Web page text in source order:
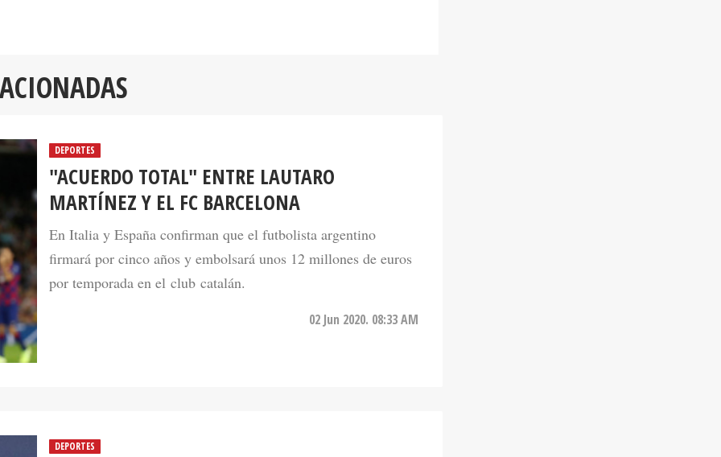
DEPORTES
"ACUERDO TOTAL" ENTRE LAUTARO
MARTÍNEZ Y EL FC BARCELONA
En Italia y España confirman que el futbolista argentino
firmará por cinco años y embolsará unos 12 millones de euros
por temporada en el club catalán.
02 Jun 2020. 08:33 AM
DEPORTES